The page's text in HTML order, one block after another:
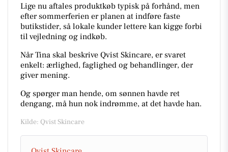
Lige nu aftales produktkøb typisk på forhånd, men
efter sommerferien er planen at indføre faste
butikstider, så lokale kunder lettere kan kigge forbi
til vejledning og indkøb.
Når Tina skal beskrive Qvist Skincare, er svaret
enkelt: ærlighed, faglighed og behandlinger, der
giver mening.
Og spørger man hende, om sønnen havde ret
dengang, må hun nok indrømme, at det havde han.
Kilde: Qvist Skincare